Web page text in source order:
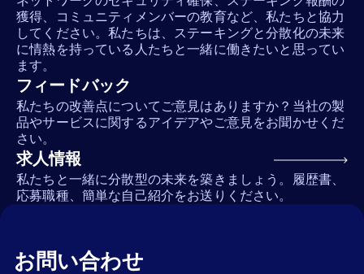
獲得、コミュニティメンバーの教育など、私たちと協力
してください。私たちは、ステーキングと分散化の未来
に情熱を持っている人たちと一緒に働きたいと思ってい
ます。
フィードバック
私たちの改善点についてご意見はありますか？当社の製
品やサービスに関するアイデアやご意見をお聞かせくだ
さい。
求人情報
私たちと一緒に分散型の未来を築きましょう。履歴書、
応募職種、簡単な自己紹介をお送りください。
お問い合わせ